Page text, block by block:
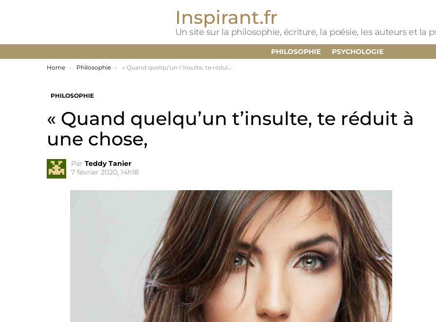
Inspirant.fr
Un site sur la philosophie, écriture, la poésie, les auteurs et la
PHILOSOPHIE PSYCHOLOGIE
You are here:
Home Philosophie « Quand quelqu’un t’insulte, te réduit à une chose,
PHILOSOPHIE
« Quand quelqu’un t’insulte, te réduit à
une chose,
Par Teddy Tanier
7 février 2020, 14h18